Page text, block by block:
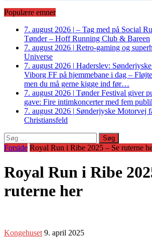
Populære emner
7. august 2026 | – Tag med på Social
Tønder – Hoff Running Club & Bareen
7. august 2026 | Retro-gaming og
Universe
7. august 2026 | Haderslev:
Viborg FF på hjemmebane i dag –
men du må gerne kigge ind før…
7. august 2026 | Tønder Festival giver
gave: Fire intimkoncerter med fem
7. august 2026 | Sønderjyske Motorvej
Christiansfeld
Søg
efter:
Forside Royal Run i Ribe 2025 – Se ruterne
Royal Run i Ribe
ruterne her
Kongehuset 9. april 2025